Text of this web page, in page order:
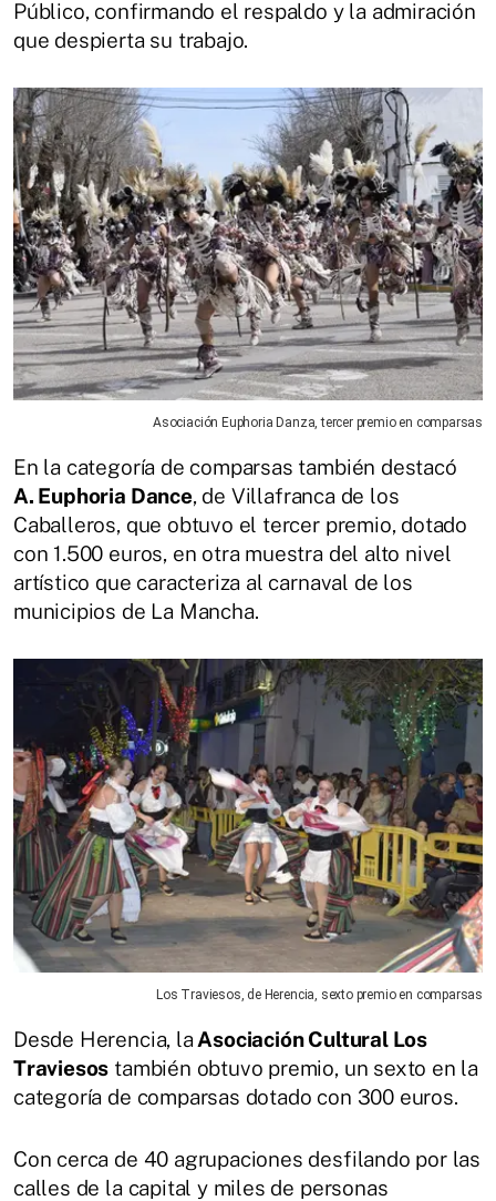
Público, confirmando el respaldo y la admiración
que despierta su trabajo.
Asociación Euphoria Danza, tercer premio en comparsas
En la categoría de comparsas también destacó
A. Euphoria Dance, de Villafranca de los
Caballeros, que obtuvo el tercer premio, dotado
con 1.500 euros, en otra muestra del alto nivel
artístico que caracteriza al carnaval de los
municipios de La Mancha.
Los Traviesos, de Herencia, sexto premio en comparsas
Desde Herencia, la Asociación Cultural Los
Traviesos también obtuvo premio, un sexto en la
categoría de comparsas dotado con 300 euros.
Con cerca de 40 agrupaciones desfilando por las
calles de la capital y miles de personas